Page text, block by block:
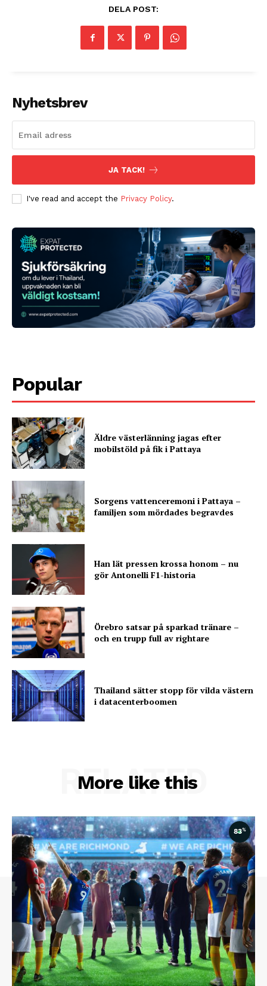
DELA POST:
Nyhetsbrev
JA TACK!
I've read and accept the Privacy Policy.
Popular
Äldre västerlänning jagas efter
mobilstöld på fik i Pattaya
Sorgens vattenceremoni i Pattaya –
familjen som mördades begravdes
Han lät pressen krossa honom – nu
gör Antonelli F1-historia
Örebro satsar på sparkad tränare –
och en trupp full av rightare
Thailand sätter stopp för vilda västern
i datacenterboomen
More like this
RELATED
83%